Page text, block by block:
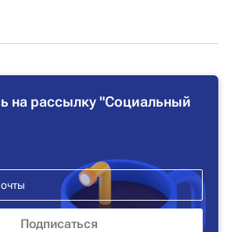
на рассылку "Социальный